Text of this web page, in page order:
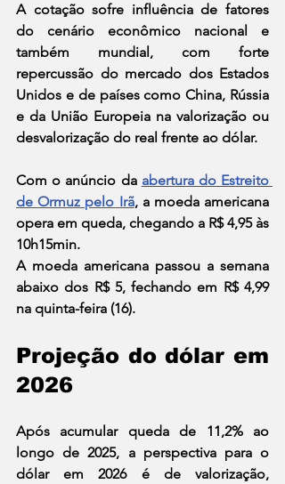
A cotação sofre influência de fatores
do cenário econômico nacional e
também mundial, com forte
repercussão do mercado dos Estados
Unidos e de países como China, Rússia
e da União Europeia na valorização ou
desvalorização do real frente ao dólar.
Com o anúncio da abertura do Estreito
de Ormuz pelo Irã, a moeda americana
opera em queda, chegando a R$ 4,95 às
10h15min.
A moeda americana passou a semana
abaixo dos R$ 5, fechando em R$ 4,99
na quinta-feira (16).
Projeção do dólar em
2026
Após acumular queda de 11,2% ao
longo de 2025, a perspectiva para o
dólar em 2026 é de valorização,